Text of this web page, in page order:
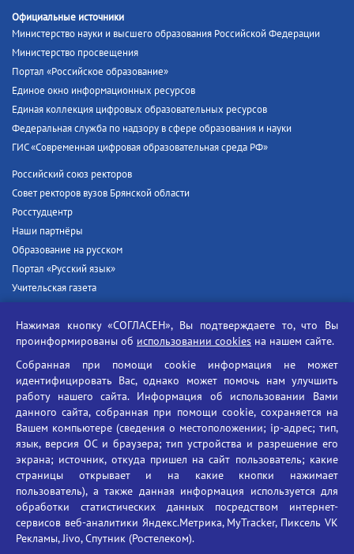
Официальные источники
Министерство науки и высшего образования Российской Федерации
Министерство просвещения
Портал «Российское образование»
Единое окно информационных ресурсов
Единая коллекция цифровых образовательных ресурсов
Федеральная служба по надзору в сфере образования и науки
ГИС «Современная цифровая образовательная среда РФ»
Российский союз ректоров
Совет ректоров вузов Брянской области
Росстудцентр
Наши партнёры
Образование на русском
Портал «Русский язык»
Учительская газета
Единый портал государственных услуг
Противодействие угрозам информационной безопасности
Социальные ролики - Генеральная прокуратура РФ
Противодействие коррупции
БГУ против наркотиков
Брянский государственный университет
имени академика И.Г. Петровского
Время работы: пн-пт 09:00-18:00
E-mail: bryanskgu@mail.ru
Телефон: +7(4832)58-90-85
Нажимая кнопку «СОГЛАСЕН», Вы подтверждаете то, что Вы
проинформированы об использовании cookies на нашем сайте.
Собранная при помощи cookie информация не может
идентифицировать Вас, однако может помочь нам улучшить
работу нашего сайта. Информация об использовании Вами
данного сайта, собранная при помощи cookie, сохраняется на
Вашем компьютере (сведения о местоположении; ip-адрес; тип,
язык, версия ОС и браузера; тип устройства и разрешение его
экрана; источник, откуда пришел на сайт пользователь; какие
страницы открывает и на какие кнопки нажимает
пользователь), а также данная информация используется для
обработки статистических данных посредством интернет-
сервисов веб-аналитики Яндекс.Метрика, MyTracker, Пиксель VK
Рекламы, Jivo, Спутник (Ростелеком).